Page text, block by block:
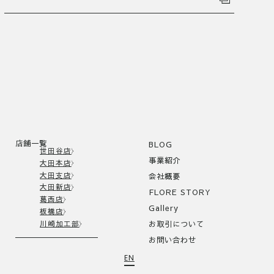
店舗一覧
世田谷店
大田本店
大田支店
大田新店
葛西店
板橋店
川崎加工部
BLOG
事業紹介
会社概要
FLORE STORY
Gallery
お取引について
お問い合わせ
EN